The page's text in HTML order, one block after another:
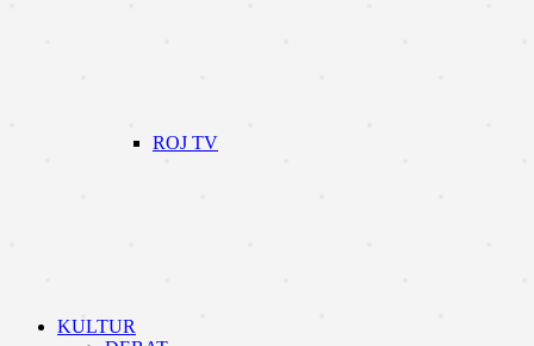
ROJ TV
KULTUR